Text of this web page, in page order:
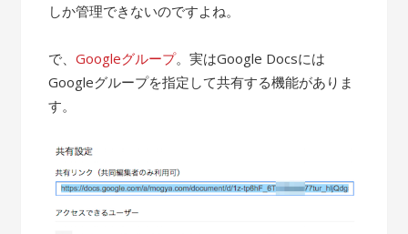
しか管理できないのですよね。
で、Googleグループ。実はGoogle Docsには
Googleグループを指定して共有する機能がありま
す。